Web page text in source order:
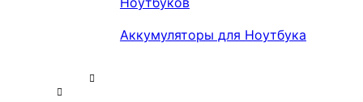
Аккумуляторы для Ноутбука